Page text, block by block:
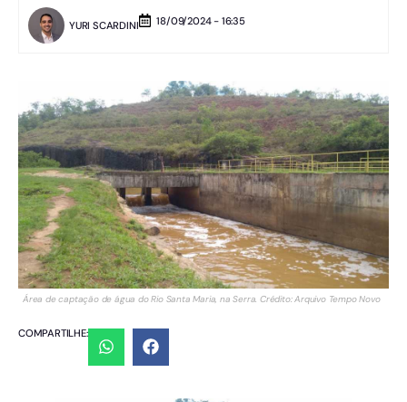
YURI SCARDINI 18/09/2024 - 16:35
Área de captação de água do Rio Santa Maria, na Serra. Crédito: Arquivo Tempo Novo
COMPARTILHE: